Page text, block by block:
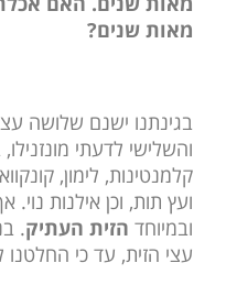
מאות שנים?
בגינתנו ישנם שלושה
והשלישי לדעתי
קלמנטינות, לימון,
ועץ תות, וכן אילנות
ובמיוחד הזית העתיק.
עצי הזית, עד כי